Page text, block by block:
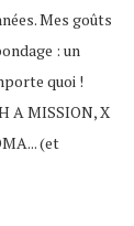
Mes goûts
: un
quoi !
A MISSION, X
(et